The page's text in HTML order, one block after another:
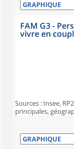
FAM G3 -
vivre en
Sources : Insee,
principales,